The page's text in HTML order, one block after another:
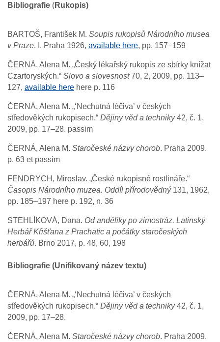
Bibliografie (Rukopis)
BARTOŠ, František M. Soupis rukopisů Národního musea
v Praze. I. Praha 1926, available here, pp. 157–159
ČERNÁ, Alena M. „Český lékařský rukopis ze sbírky knížat
Czartoryských.“ Slovo a slovesnost70, 2, 2009, pp. 113–
127, available here here p. 116
ČERNÁ, Alena M. „‘Nechutná léčiva’ v českých
středověkých rukopisech.“ Dějiny věd a techniky42, č. 1,
2009, pp. 17–28. passim
ČERNÁ, Alena M. Staročeské názvy chorob. Praha 2009.
p. 63 et passim
FENDRYCH, Miroslav. „České rukopisné rostlináře.“
Časopis Národního muzea. Oddíl přírodovědný131, 1962,
pp. 185–197 here p. 192, n. 36
STEHLÍKOVÁ, Dana. Od anděliky po zimostráz. Latinský
Herbář Křišťana z Prachatic a počátky staročeských
herbářů. Brno 2017, p. 48, 60, 198
Bibliografie (Unifikovaný název textu)
ČERNÁ, Alena M. „‘Nechutná léčiva’ v českých
středověkých rukopisech.“ Dějiny věd a techniky42, č. 1,
2009, pp. 17–28.
ČERNÁ, Alena M. Staročeské názvy chorob. Praha 2009.